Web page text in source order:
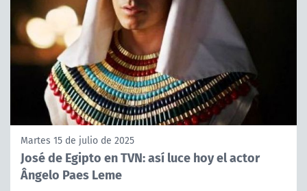
Martes 15 de julio de 2025
José de Egipto en TVN: así luce hoy el actor
Ângelo Paes Leme